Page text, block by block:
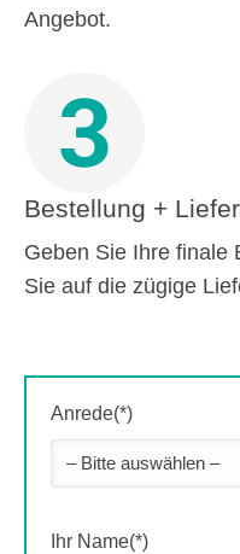
Angebot.
3
Bestellung +
Geben Sie Ihre finale
Sie auf die zügige
Anrede(*)
Ihr Name(*)